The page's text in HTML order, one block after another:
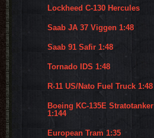
Lockheed C-130 Hercules
Saab JA 37 Viggen 1:48
Saab 91 Safir 1:48
Tornado IDS 1:48
R-11 US/Nato Fuel Truck 1:48
Boeing KC-135E Stratotanker
1:144
European Tram 1:35